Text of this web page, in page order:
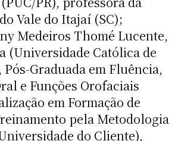
Vale do Itajaí (SC);
Medeiros Thomé Lucente,
(Universidade Católica de
Graduada em Fluência,
e Funções Orofaciais
em Formação de
pela Metodologia
do Cliente),